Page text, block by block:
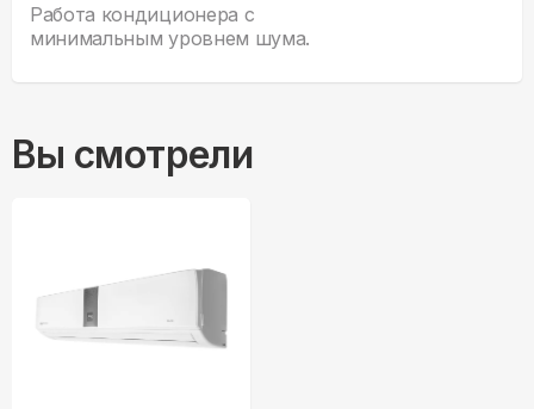
Работа кондиционера с
минимальным уровнем шума.
Вы смотрели